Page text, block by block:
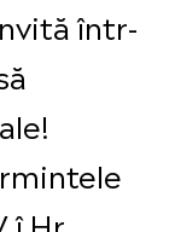
într-